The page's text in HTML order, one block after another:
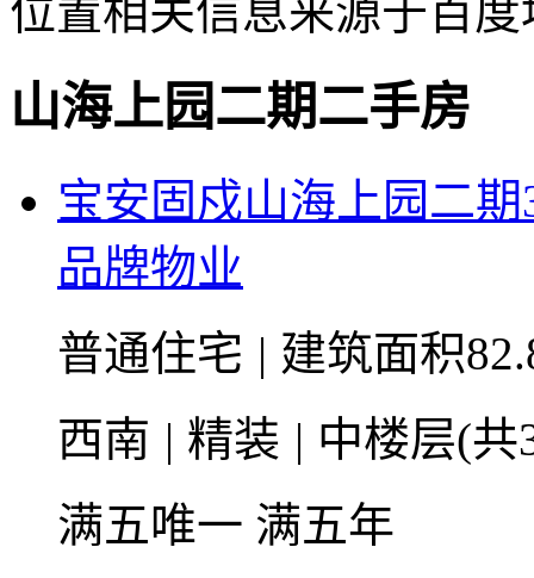
位置相关信息来源于百
山海上园二期二手房
宝安固戍山海上园二
品牌物业
普通住宅 | 建筑面积
西南 | 精装 | 中楼层(
满五唯一 满五年